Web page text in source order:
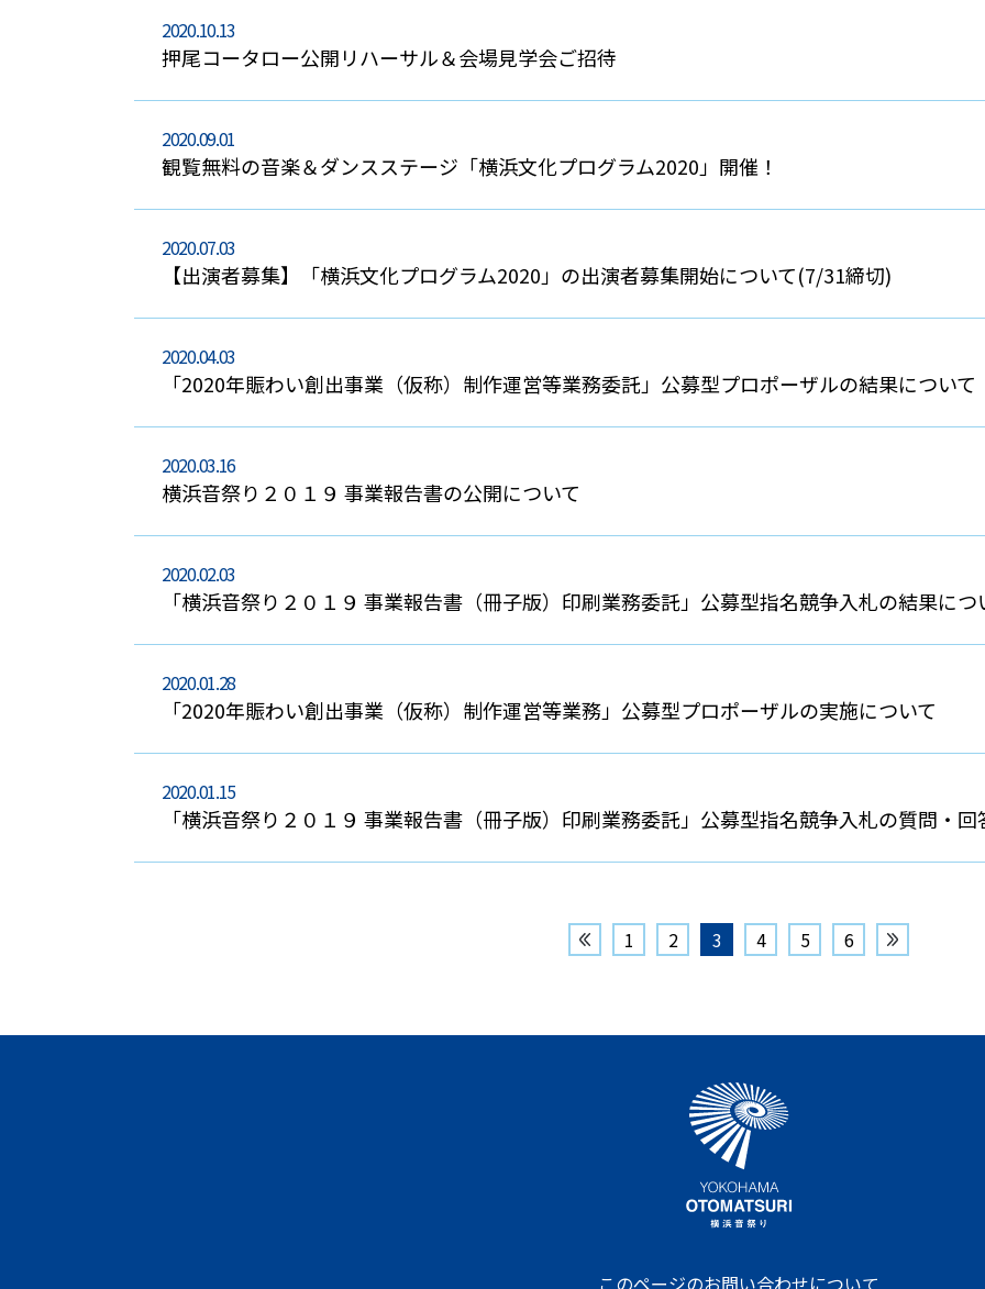
2020.10.13
押尾コータロー公開リハーサル＆会場見学会ご招待
2020.09.01
観覧無料の音楽＆ダンスステージ「横浜文化プログラム2020」開催！
2020.07.03
【出演者募集】「横浜文化プログラム2020」の出演者募集開始について(7/31締切)
2020.04.03
「2020年賑わい創出事業（仮称）制作運営等業務委託」公募型プロポーザルの結果について
2020.03.16
横浜音祭り２０１９ 事業報告書の公開について
2020.02.03
「横浜音祭り２０１９ 事業報告書（冊子版）印刷業務委託」公募型指名競争入札の結果につ
2020.01.28
「2020年賑わい創出事業（仮称）制作運営等業務」公募型プロポーザルの実施について
2020.01.15
「横浜音祭り２０１９ 事業報告書（冊子版）印刷業務委託」公募型指名競争入札の質問・回
1 2 3 4 5 6
このページのお問い合わせについて